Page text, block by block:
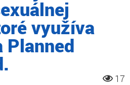
využíva
Planned
17